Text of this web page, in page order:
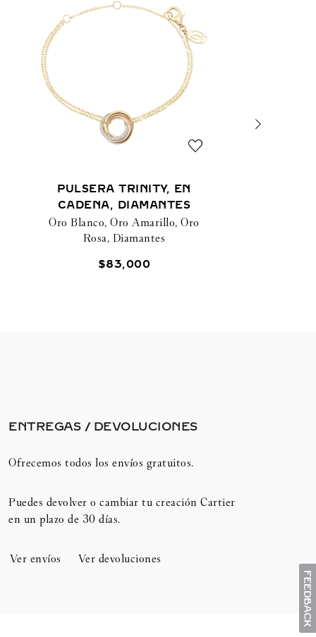
PULSERA TRINITY, EN
CADENA, DIAMANTES
Oro Blanco, Oro Amarillo, Oro
Rosa, Diamantes
$83,000
ENTREGAS / DEVOLUCIONES​
Ofrecemos todos los envíos gratuitos.
Puedes devolver o cambiar tu creación Cartier
en un plazo de 30 días.​
Ver envíos Ver devoluciones